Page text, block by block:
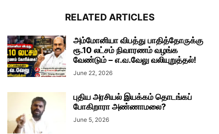
RELATED ARTICLES
அம்மோனியா விபத்து பாதித்தோருக்கு
ரூ.10 லட்சம் நிவாரணம் வழங்க
வேண்டும் – எ.வ.வேலு வலியுறுத்தல்!
June 22, 2026
புதிய அரசியல் இயக்கம் தொடங்கப்
போகிறாரா அண்ணாமலை?
June 5, 2026